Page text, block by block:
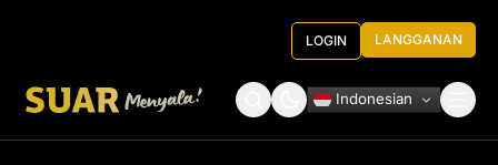
LOGIN LANGGANAN
Indonesian